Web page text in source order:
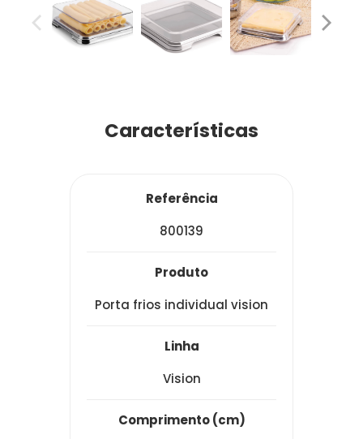
Características
referência
800139
produto
porta frios individual vision
linha
vision
comprimento (cm)